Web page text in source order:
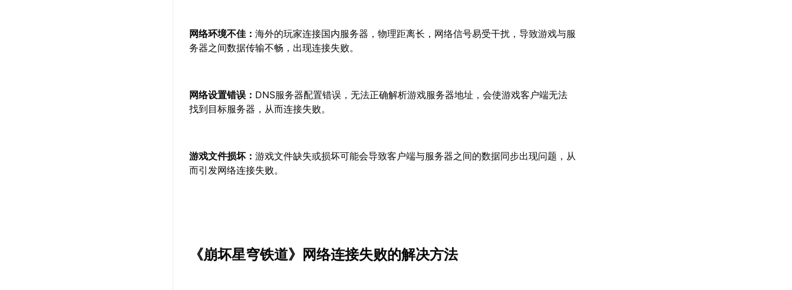
网络环境不佳：海外的玩家连接国内服务器，物理距离长，网络信号易受干扰，导致游戏与服
务器之间数据传输不畅，出现连接失败。
网络设置错误： DNS服务器配置错误，无法正确解析游戏服务器地址，会使游戏客户端无法
找到目标服务器，从而连接失败。
游戏文件损坏：游戏文件缺失或损坏可能会导致客户端与服务器之间的数据同步出现问题，从
而引发网络连接失败。
《崩坏星穹铁道》网络连接失败的解决方法